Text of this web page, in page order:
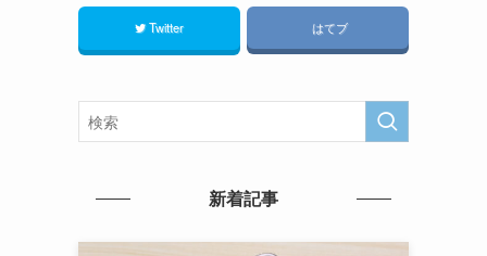
Twitter はてブ
新着記事